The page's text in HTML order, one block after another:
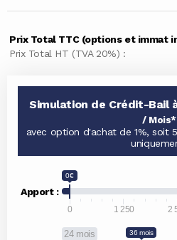
Prix Total TTC (options et immat
Prix Total HT (TVA 20%) :
Apport :
0€
0 1 250 2
24 mois 36 mois
Simulation de Crédit-Bail
/ Mois*
avec option d'achat de 1%, soit